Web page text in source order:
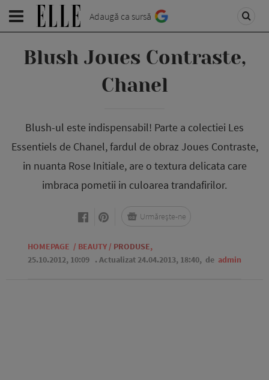
Adaugă ca sursă
Blush Joues Contraste,
Chanel
Blush-ul este indispensabil! Parte a colectiei Les
Essentiels de Chanel, fardul de obraz Joues Contraste,
in nuanta Rose Initiale, are o textura delicata care
imbraca pometii in culoarea trandafirilor.
HOMEPAGE / BEAUTY / PRODUSE,
25.10.2012, 10:09 . Actualizat 24.04.2013, 18:40, de admin
Urmărește-ne